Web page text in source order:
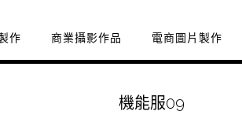
作 商業攝影作品 電商圖片製作
機能服09